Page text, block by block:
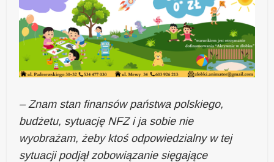
– Znam stan finansów państwa polskiego,
budżetu, sytuację NFZ i ja sobie nie
wyobrażam, żeby ktoś odpowiedzialny w tej
sytuacji podjął zobowiązanie sięgające